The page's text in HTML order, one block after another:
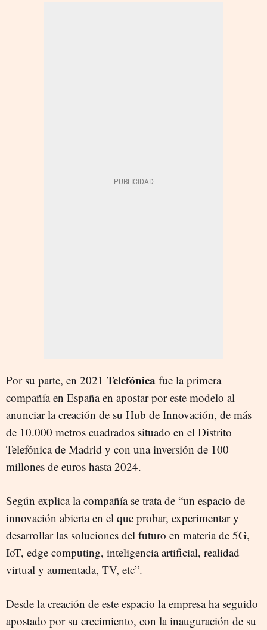
Por su parte, en 2021 Telefónica fue la primera
compañía en España en apostar por este modelo al
anunciar la creación de su Hub de Innovación, de más
de 10.000 metros cuadrados situado en el Distrito
Telefónica de Madrid y con una inversión de 100
millones de euros hasta 2024.
Según explica la compañía se trata de “un espacio de
innovación abierta en el que probar, experimentar y
desarrollar las soluciones del futuro en materia de 5G,
IoT, edge computing, inteligencia artificial, realidad
virtual y aumentada, TV, etc”.
Desde la creación de este espacio la empresa ha seguido
apostado por su crecimiento, con la inauguración de su